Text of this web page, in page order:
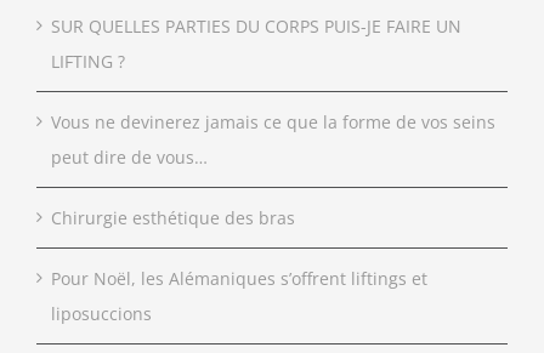
SUR QUELLES PARTIES DU CORPS PUIS-JE FAIRE UN
LIFTING ?
Vous ne devinerez jamais ce que la forme de vos seins
peut dire de vous…
Chirurgie esthétique des bras
Pour Noël, les Alémaniques s’offrent liftings et
liposuccions